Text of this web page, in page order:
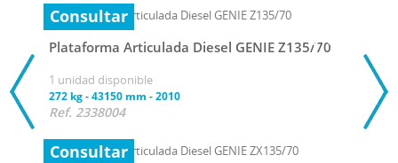
Consultar
Plataforma Articulada Diesel GENIE Z135/70
1 unidad disponible
272 kg-43150 mm -2010
Ref. 2338004
Consultar